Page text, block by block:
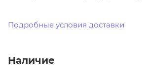
Подробные условия доставки
Наличие